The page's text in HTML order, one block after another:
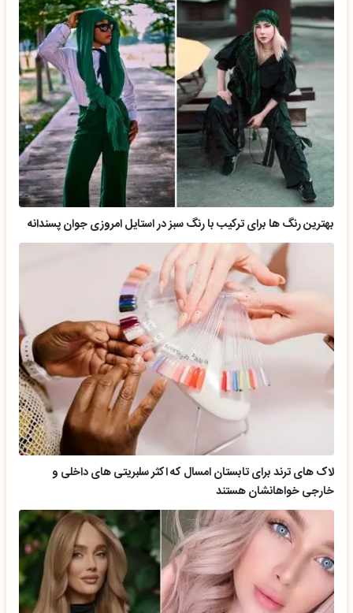
بهترین رنگ ها برای ترکیب با رنگ سبز در استایل امروزی جوان پسندانه
لاک های ترند برای تابستان امسال که اکثر سلبریتی های داخلی و
خارجی خواهانشان هستند